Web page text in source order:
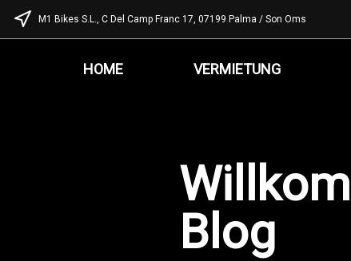
M1 Bikes S.L., C Del Camp Franc 17, 07199 Palma / Son Oms
HOME VERMIETUNG
Blog